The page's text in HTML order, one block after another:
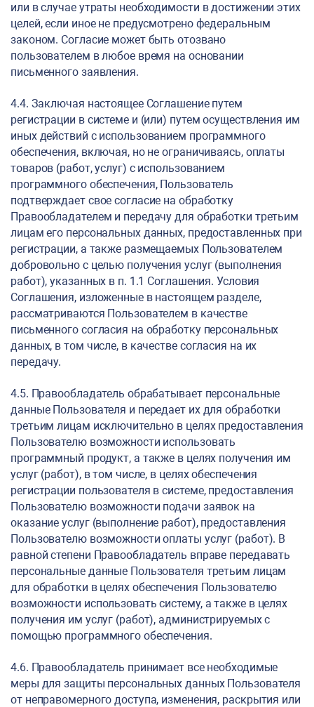
или в случае утраты необходимости в достижении этих
целей, если иное не предусмотрено федеральным
законом. Согласие может быть отозвано
пользователем в любое время на основании
письменного заявления.
4.4. Заключая настоящее Соглашение путем
регистрации в системе и (или) путем осуществления им
иных действий с использованием программного
обеспечения, включая, но не ограничиваясь, оплаты
товаров (работ, услуг) с использованием
программного обеспечения, Пользователь
подтверждает свое согласие на обработку
Правообладателем и передачу для обработки третьим
лицам его персональных данных, предоставленных при
регистрации, а также размещаемых Пользователем
добровольно с целью получения услуг (выполнения
работ), указанных в п. 1.1 Соглашения. Условия
Соглашения, изложенные в настоящем разделе,
рассматриваются Пользователем в качестве
письменного согласия на обработку персональных
данных, в том числе, в качестве согласия на их
передачу.
4.5. Правообладатель обрабатывает персональные
данные Пользователя и передает их для обработки
третьим лицам исключительно в целях предоставления
Пользователю возможности использовать
программный продукт, а также в целях получения им
услуг (работ), в том числе, в целях обеспечения
регистрации пользователя в системе, предоставления
Пользователю возможности подачи заявок на
оказание услуг (выполнение работ), предоставления
Пользователю возможности оплаты услуг (работ). В
равной степени Правообладатель вправе передавать
персональные данные Пользователя третьим лицам
для обработки в целях обеспечения Пользователю
возможности использовать систему, а также в целях
получения им услуг (работ), администрируемых с
помощью программного обеспечения.
4.6. Правообладатель принимает все необходимые
меры для защиты персональных данных Пользователя
от неправомерного доступа, изменения, раскрытия или